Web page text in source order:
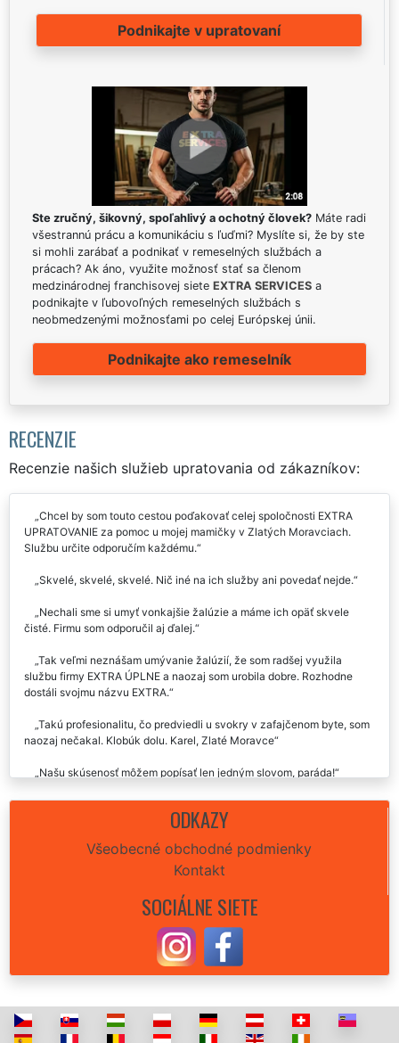
Podnikajte v upratovaní
Ste zručný, šikovný, spoľahlivý a ochotný človek? Máte radi
všestrannú prácu a komunikáciu s ľuďmi? Myslíte si, že by ste
si mohli zarábať a podnikať v remeselných službách a
prácach? Ak áno, využite možnosť stať sa členom
medzinárodnej franchisovej siete EXTRA SERVICES a
podnikajte v ľubovoľných remeselných službách s
neobmedzenými možnosťami po celej Európskej únii.
Podnikajte ako remeselník
RECENZIE
Recenzie našich služieb upratovania od zákazníkov:
Chcel by som touto cestou poďakovať celej spoločnosti EXTRA
UPRATOVANIE za pomoc u mojej mamičky v Zlatých Moravciach.
Službu určite odporučím každému.
Skvelé, skvelé, skvelé. Nič iné na ich služby ani povedať nejde.
Nechali sme si umyť vonkajšie žalúzie a máme ich opäť skvele
čisté. Firmu som odporučil aj ďalej.
Tak veľmi neznášam umývanie žalúzií, že som radšej využila
službu firmy EXTRA ÚPLNE a naozaj som urobila dobre. Rozhodne
dostáli svojmu názvu EXTRA.
Takú profesionalitu, čo predviedli u svokry v zafajčenom byte, som
naozaj nečakal. Klobúk dolu. Karel, Zlaté Moravce
Našu skúsenosť môžem popísať len jedným slovom, paráda!
Po vyskúšaní tejto firmy už nikdy nebudem umývať žalúzie sama.
Radšej zaplatím, než sa s tým otravovať.
ODKAZY
Všeobecné obchodné podmienky
Kontakt
SOCIÁLNE SIETE